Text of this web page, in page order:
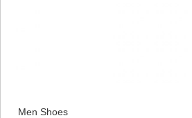
Men Shoes